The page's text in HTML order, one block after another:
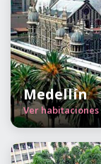
Medellín
Ver